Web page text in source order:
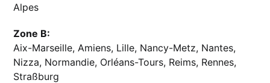
Alpes
Zone B:
Aix-Marseille, Amiens, Lille, Nancy-Metz, Nantes,
Nizza, Normandie, Orléans-Tours, Reims, Rennes,
Straßburg